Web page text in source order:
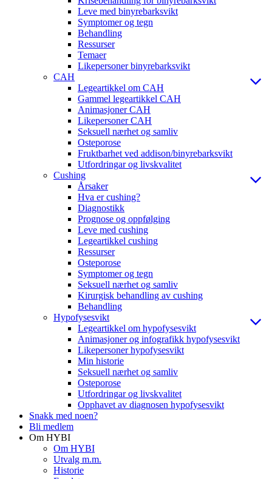
Leve med binyrebarksvikt
Symptomer og tegn
Behandling
Ressurser
Temaer
Likepersoner binyrebarksvikt
CAH
Legeartikkel om CAH
Gammel legeartikkel CAH
Animasjoner CAH
Likepersoner CAH
Seksuell nærhet og samliv
Osteporose
Fruktbarhet ved addison/binyrebarksvikt
Utfordringar og livskvalitet
Cushing
Årsaker
Hva er cushing?
Diagnostikk
Prognose og oppfølging
Leve med cushing
Legeartikkel cushing
Ressurser
Osteporose
Symptomer og tegn
Seksuell nærhet og samliv
Kirurgisk behandling av cushing
Behandling
Hypofysesvikt
Legeartikkel om hypofysesvikt
Animasjoner og infografikk hypofysesvikt
Likepersoner hypofysesvikt
Min historie
Seksuell nærhet og samliv
Osteporose
Utfordringar og livskvalitet
Opphavet av diagnosen hypofysesvikt
Snakk med noen?
Bli medlem
Om HYBI
Om HYBI
Utvalg m.m.
Historie